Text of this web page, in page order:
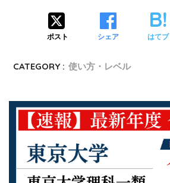
ポスト シェア はてブ
CATEGORY : 使い方・レベル